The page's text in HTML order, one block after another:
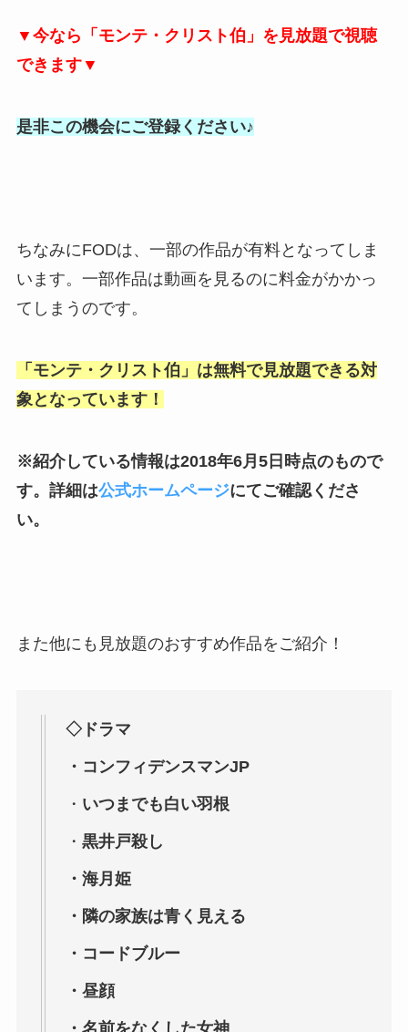
▼今なら「モンテ・クリスト伯」を見放題で視聴
できます▼
是非この機会にご登録ください♪
ちなみにFODは、一部の作品が有料となってしま
います。一部作品は動画を見るのに料金がかかっ
てしまうのです。
「モンテ・クリスト伯」は無料で見放題できる対
象となっています！
※紹介している情報は2018年6月5日時点のもので
す。詳細は公式ホームページにてご確認くださ
い。
また他にも見放題のおすすめ作品をご紹介！
◇ドラマ
・コンフィデンスマンJP
・ いつまでも白い羽根
・ 黒井戸殺し
・海月姫
・隣の家族は青く見える
・コードブルー
・昼顔
・名前をなくした女神